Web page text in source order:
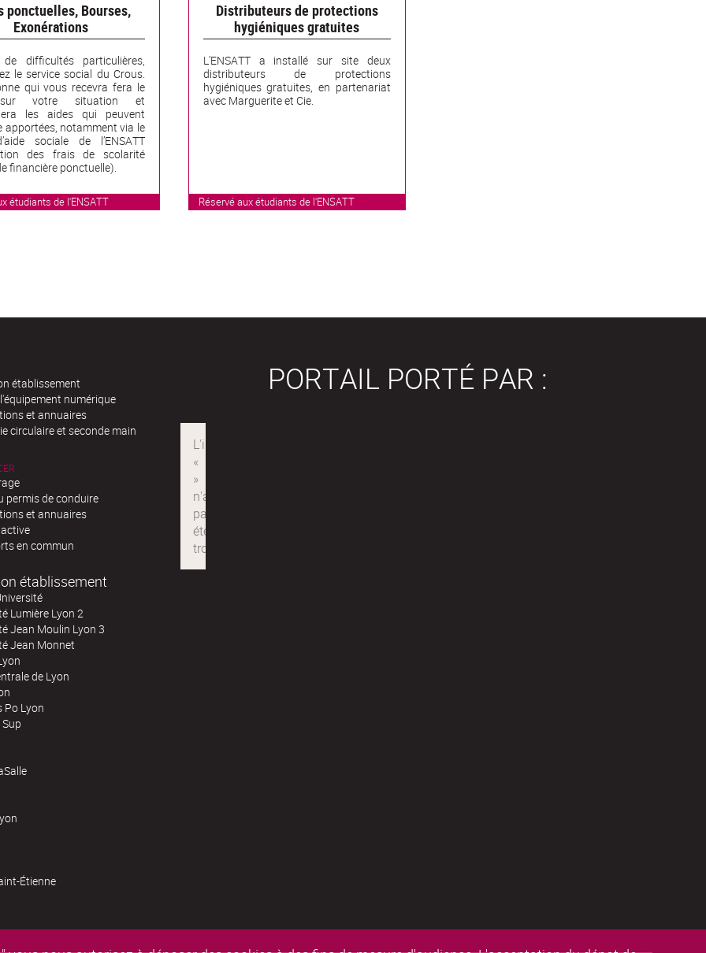
étudiants de l'ENSATT
ponctuelles, Bourses,
Exonérations
difficultés particulières,
le service social du Crous.
qui vous recevra fera le
votre situation et
les aides qui peuvent
apportées, notamment via le
sociale de l’ENSATT
des frais de scolarité
financière ponctuelle).
Réservé aux étudiants de l'ENSATT
Distributeurs de protections
hygiéniques gratuites
L’ENSATT a installé sur site deux
distributeurs de protections
hygiéniques gratuites, en partenariat
avec Marguerite et Cie.
établissement
numérique
et annuaires
circulaire et seconde main
permis de conduire
et annuaires
en commun
établissement
Lumière Lyon 2
Jean Moulin Lyon 3
Jean Monnet
de Lyon
Po Lyon
Étienne
PORTAIL PORTÉ PAR :